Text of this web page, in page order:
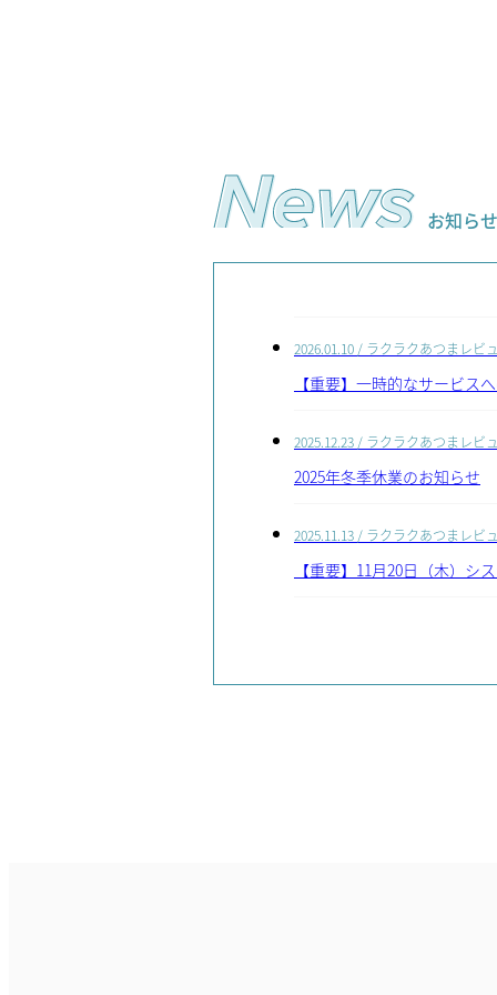
お知らせ
2026.01.10 / ラクラクあつまレビ
【重要】一時的なサービス
2025.12.23 / ラクラクあつまレビ
2025年冬季休業のお知らせ
2025.11.13 / ラクラクあつまレビ
【重要】11月20日（木）シ